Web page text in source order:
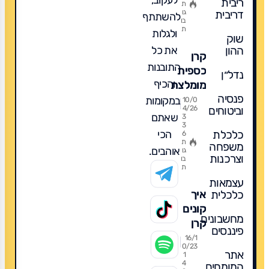
השוואה,
ניהול
מומלץ?
ת
גו
בו
ת
קרן
כספית
מומלצת
פופולרית
ומה
לקנות
לשנת
2026
10/0
4/26
3
3
6
ת
גו
בו
ת
איך
קונים
קרן
כספית?
16/1
0/23
1
4
דריבית
שוק
ההון
נדל״ן
פנסיה
וביטוחים
כלכלת
משפחה
וצרכנות
עצמאות
כלכלית
מחשבונים
פיננסים
אתר
להשתתף
ולגלות
את כל
התובנות
והכיף
במקומות
שאתם
הכי
אוהבים.